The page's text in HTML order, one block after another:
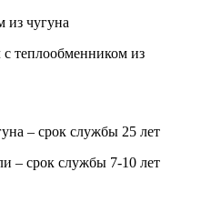
из чугуна
теплообменником из
– срок службы 25 лет
– срок службы 7-10 лет